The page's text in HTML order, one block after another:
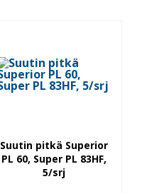
Suutin pitkä Superior
PL 60, Super PL 83HF,
5/srj